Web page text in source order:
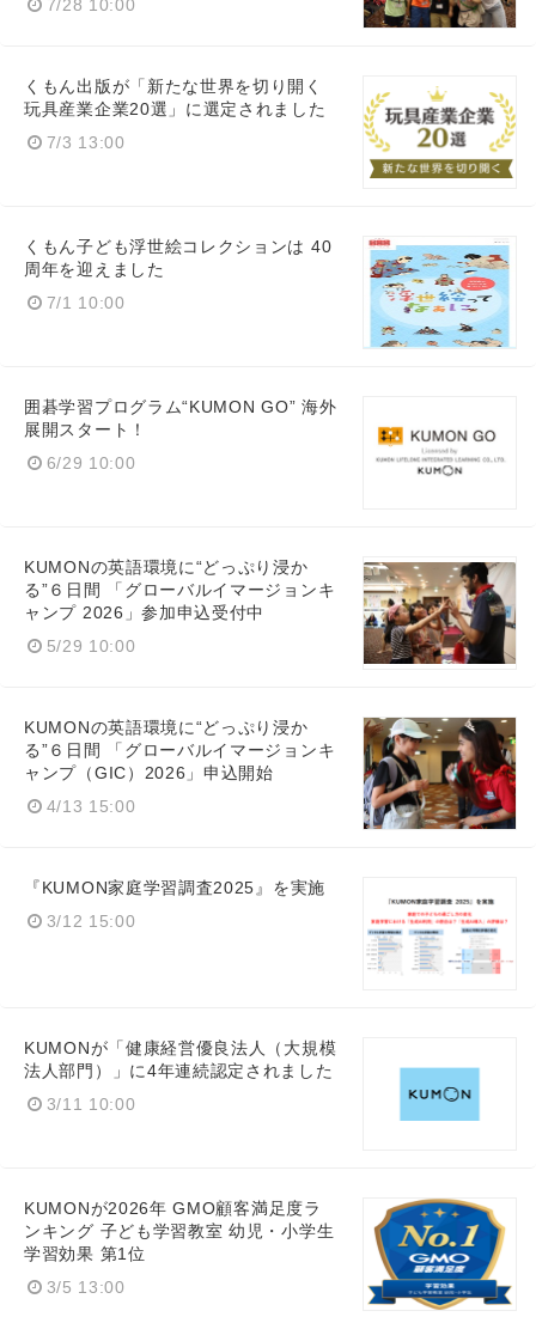
7/28 10:00
くもん出版が「新たな世界を切り開く
玩具産業企業20選」に選定されました
7/3 13:00
くもん子ども浮世絵コレクションは 40
周年を迎えました
7/1 10:00
囲碁学習プログラム“KUMON GO” 海外
展開スタート！
6/29 10:00
KUMONの英語環境に“どっぷり浸か
る”６日間 「グローバルイマージョンキ
ャンプ 2026」参加申込受付中
5/29 10:00
KUMONの英語環境に“どっぷり浸か
る”６日間 「グローバルイマージョンキ
ャンプ（GIC）2026」申込開始
4/13 15:00
『KUMON家庭学習調査2025』を実施
3/12 15:00
KUMONが「健康経営優良法人（大規模
法人部門）」に4年連続認定されました
3/11 10:00
KUMONが2026年 GMO顧客満足度ラ
ンキング 子ども学習教室 幼児・小学生
学習効果 第1位
3/5 13:00